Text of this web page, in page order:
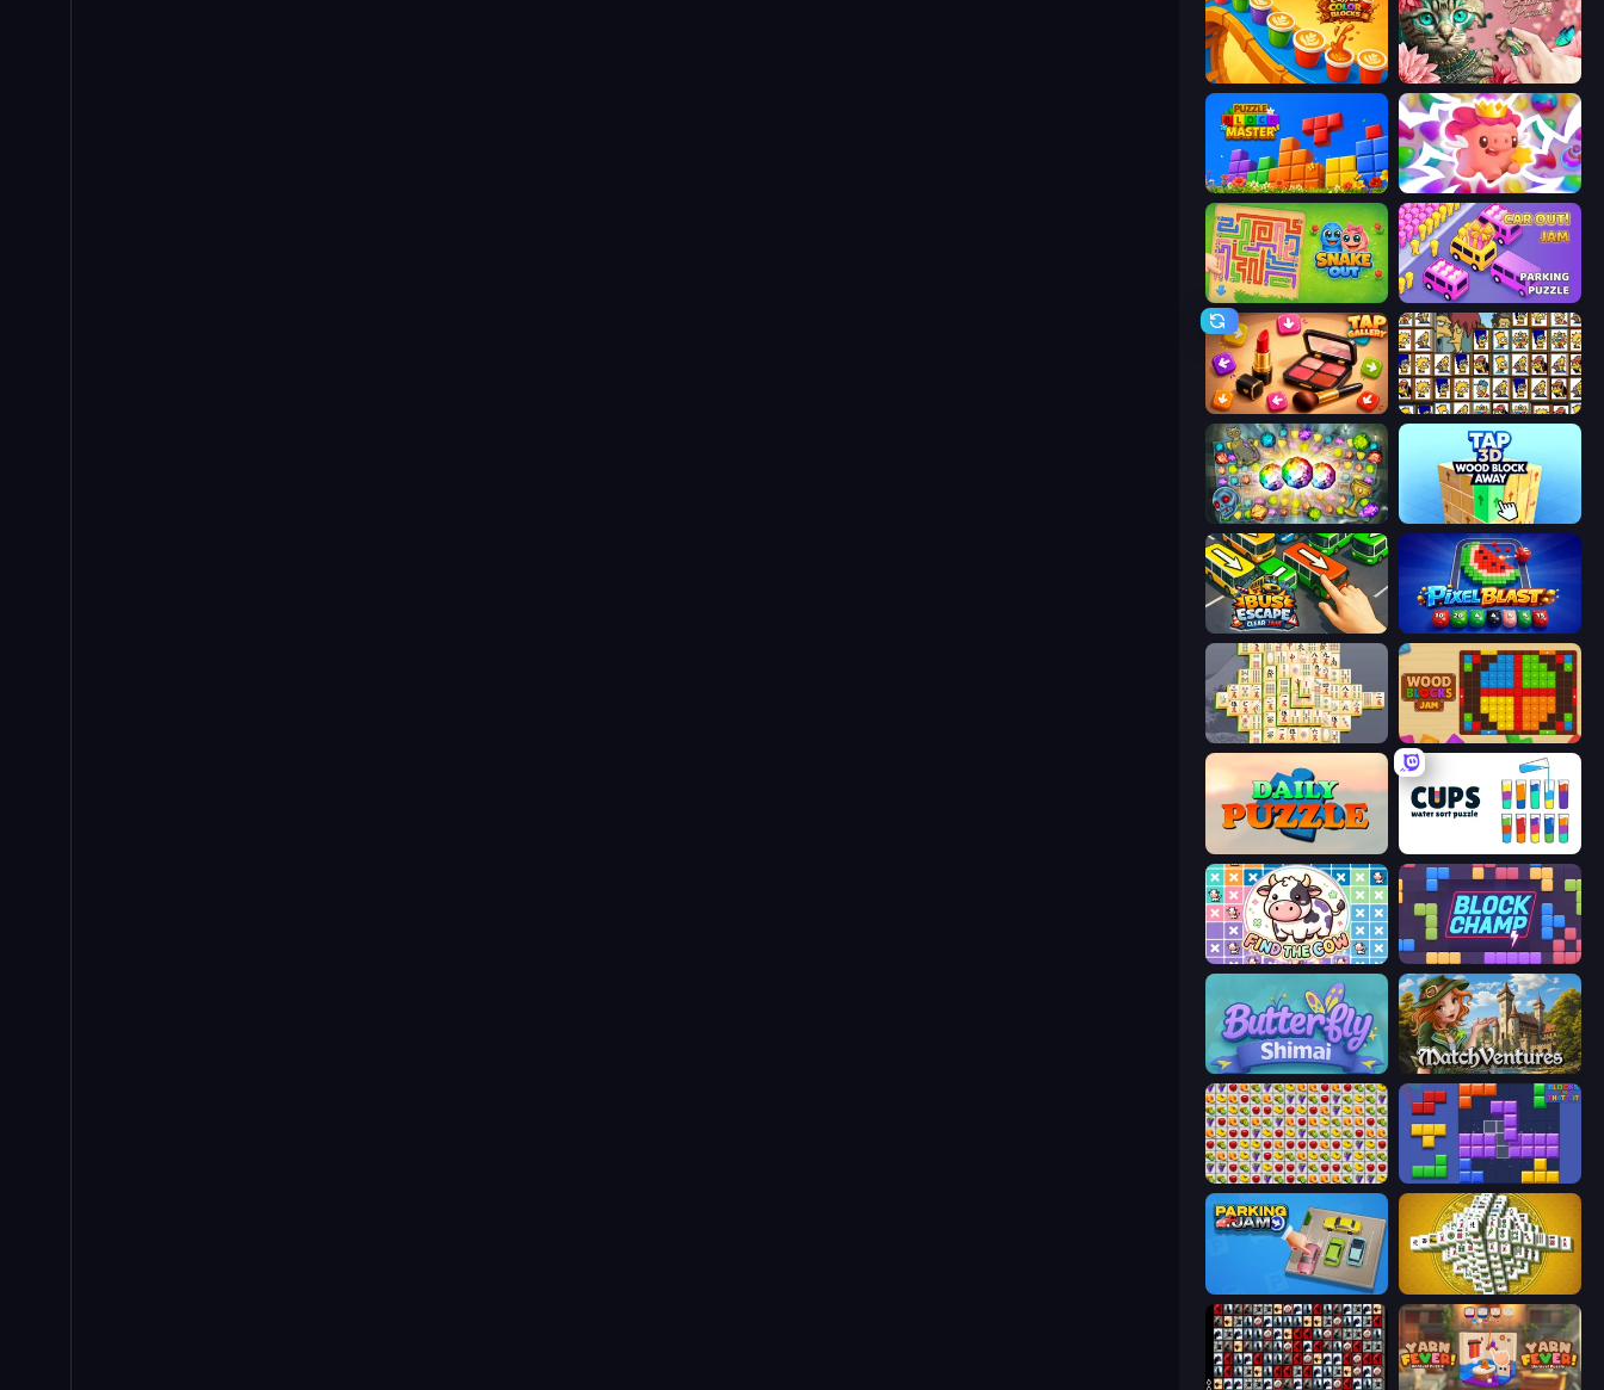
Coffee Color Blocks Favorite Puzzles
Puzzle Block Master Match Arena
Snake Out: Maze Escape Car OUT! Jam Parking Puzzle
Tap Gallery Tiles of the Simpsons
Forgotten Treasure 2
Bus Escape: Clear Jam Pixel Blast
Mahjong Online Wood Blocks Jam
Daily Puzzle Cups - Water Sort Puzzle
Find The Cow Block Champ
Butterfly Shimai MatchVentures
Same Game Fruit Collapse Blocks and that’s it
Mahjong Tower